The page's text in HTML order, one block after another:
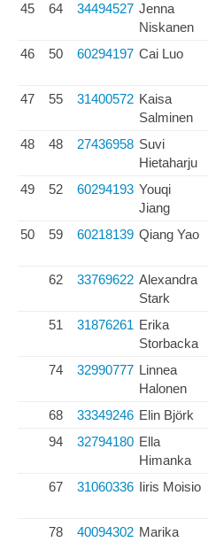
45 64 34494527 Jenna
Niskanen
46 50 60294197 Cai Luo
47 55 31400572 Kaisa
Salminen
48 48 27436958 Suvi
Hietaharju
49 52 60294193 Youqi
Jiang
50 59 60218139 Qiang Yao
62 33769622 Alexandra
Stark
51 31876261 Erika
Storbacka
74 32990777 Linnea
Halonen
68 33349246 Elin Björk
94
32794180 Ella
Himanka
67 31060336 Iiris Moisio
78 40094302 Marika